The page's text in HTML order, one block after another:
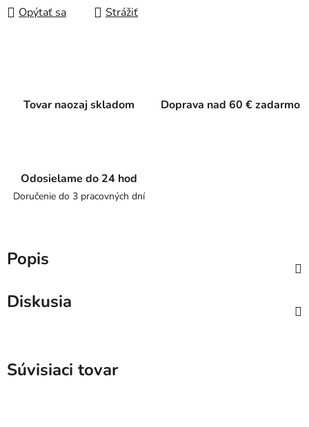
Opýtať sa Strážiť
Tovar naozaj skladom Doprava nad 60 € zadarmo
Odosielame do 24 hod
Doručenie do 3 pracovných dní
Popis
Diskusia
Súvisiaci tovar